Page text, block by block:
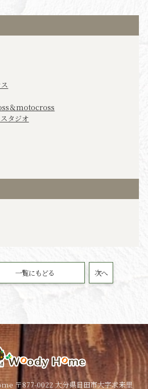
＆motocross
タジオ
一覧にもどる 次へ
〒877-0022 大分県日田市大字求来里